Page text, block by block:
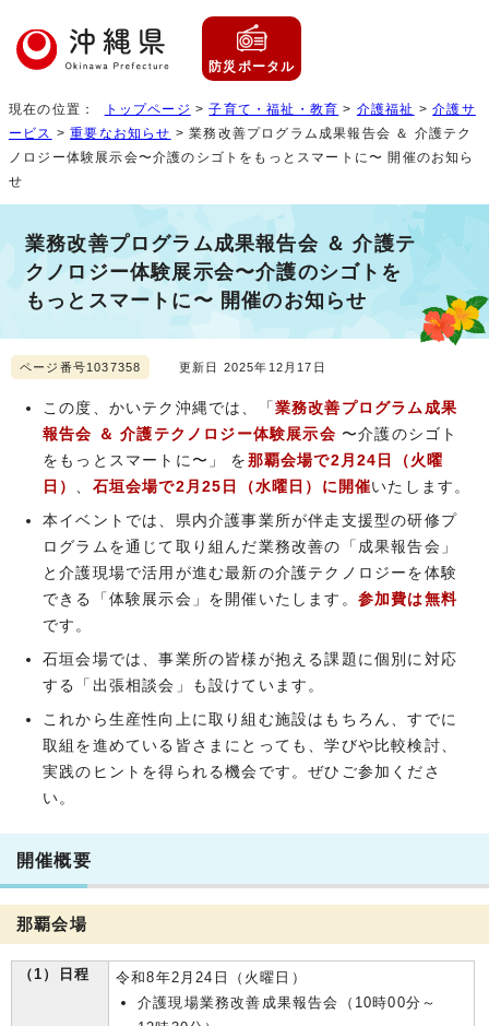
防災ポータル
現在の位置： トップページ >子育て・福祉・教育 > 介護福祉 >介護サ
ービス >重要なお知らせ > 業務改善プログラム成果報告会 ＆ 介護テク
ノロジー体験展示会〜介護のシゴトをもっとスマートに〜 開催のお知ら
せ
業務改善プログラム成果報告会 ＆ 介護テ
クノロジー体験展示会〜介護のシゴトを
もっとスマートに〜 開催のお知らせ
ページ番号1037358 更新日 2025年12月17日
この度、かいテク沖縄では、「 業務改善プログラム成果
報告会 ＆ 介護テクノロジー体験展示会 〜介護のシゴト
をもっとスマートに〜」 を 那覇会場で2月24日（火曜
日） 、 石垣会場で2月25日（水曜日）に開催いたします。
本イベントでは、県内介護事業所が伴走支援型の研修プ
ログラムを通じて取り組んだ業務改善の「成果報告会」
と介護現場で活用が進む最新の介護テクノロジーを体験
できる「体験展示会」を開催いたします。 参加費は無料
です。
石垣会場では、事業所の皆様が抱える課題に個別に対応
する「出張相談会」も設けています。
これから生産性向上に取り組む施設はもちろん、すでに
取組を進めている皆さまにとっても、学びや比較検討、
実践のヒントを得られる機会です。ぜひご参加くださ
い。
開催概要
那覇会場
（1）日程
令和8年2月24日（火曜日）
介護現場業務改善成果報告会（10時00分～